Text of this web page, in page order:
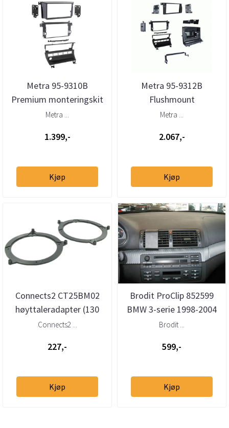
Metra 95-9310B
Premium monteringskit
2-DIN BMW 3-serie (E46)
Metra ...
1.399,-
Kjøp
Metra 95-9312B
Flushmount
monteringskit 2-DIN
(1998–...
Metra ...
2.067,-
Kjøp
Connects2 CT25BM02
høyttaleradapter (130
mm) BMW 3-serie (E46) –
Connects2 ...
227,-
Kjøp
Brodit ProClip 852599
BMW 3-serie 1998-2004
Senter
Brodit ...
599,-
Kjøp